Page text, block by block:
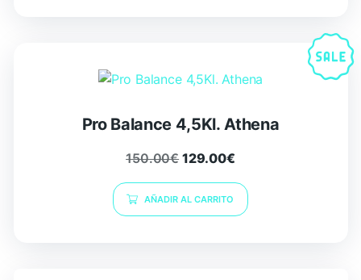
Pro Balance 4,5Kl. Athena
150.00€ 129.00€
AÑADIR AL CARRITO